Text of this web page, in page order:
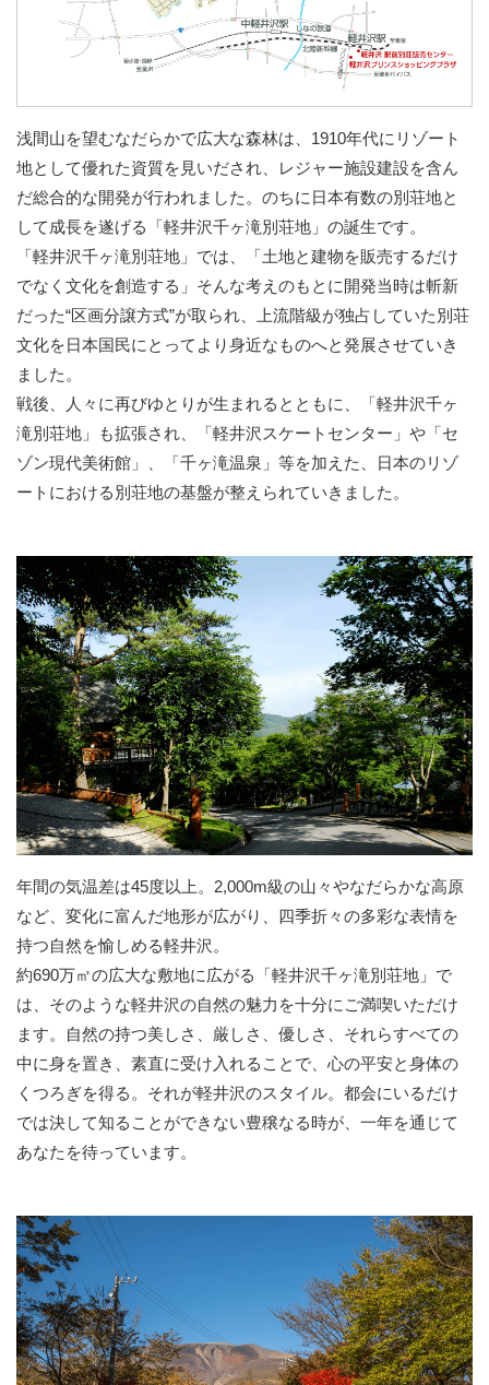
浅間山を望むなだらかで広大な森林は、1910年代にリゾート
地として優れた資質を見いだされ、レジャー施設建設を含ん
だ総合的な開発が行われました。のちに日本有数の別荘地と
して成長を遂げる「軽井沢千ヶ滝別荘地」の誕生です。
「軽井沢千ヶ滝別荘地」では、「土地と建物を販売するだけ
でなく文化を創造する」そんな考えのもとに開発当時は斬新
だった“区画分譲方式”が取られ、上流階級が独占していた別荘
文化を日本国民にとってより身近なものへと発展させていき
ました。
戦後、人々に再びゆとりが生まれるとともに、「軽井沢千ヶ
滝別荘地」も拡張され、「軽井沢スケートセンター」や「セ
ゾン現代美術館」、「千ヶ滝温泉」等を加えた、日本のリゾ
ートにおける別荘地の基盤が整えられていきました。
年間の気温差は45度以上。2,000m級の山々やなだらかな高原
など、変化に富んだ地形が広がり、四季折々の多彩な表情を
持つ自然を愉しめる軽井沢。
約690万㎡の広大な敷地に広がる「軽井沢千ヶ滝別荘地」で
は、そのような軽井沢の自然の魅力を十分にご満喫いただけ
ます。自然の持つ美しさ、厳しさ、優しさ、それらすべての
中に身を置き、素直に受け入れることで、心の平安と身体の
くつろぎを得る。それが軽井沢のスタイル。都会にいるだけ
では決して知ることができない豊穣なる時が、一年を通じて
あなたを待っています。